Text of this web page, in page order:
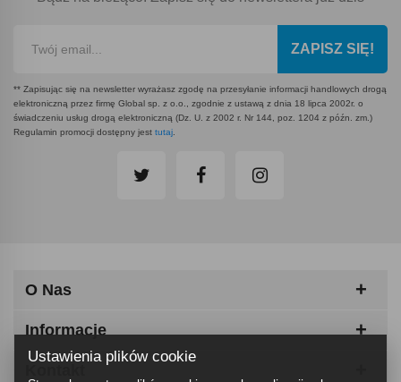
ZAPISZ SIĘ!
** Zapisując się na newsletter wyrażasz zgodę na przesyłanie informacji handlowych drogą
elektroniczną przez firmę Global sp. z o.o., zgodnie z ustawą z dnia 18 lipca 2002r. o
świadczeniu usług drogą elektroniczną (Dz. U. z 2002 r. Nr 144, poz. 1204 z późn. zm.)
Regulamin promocji dostępny jest tutaj.
O Nas
Informacje
Ustawienia plików cookie